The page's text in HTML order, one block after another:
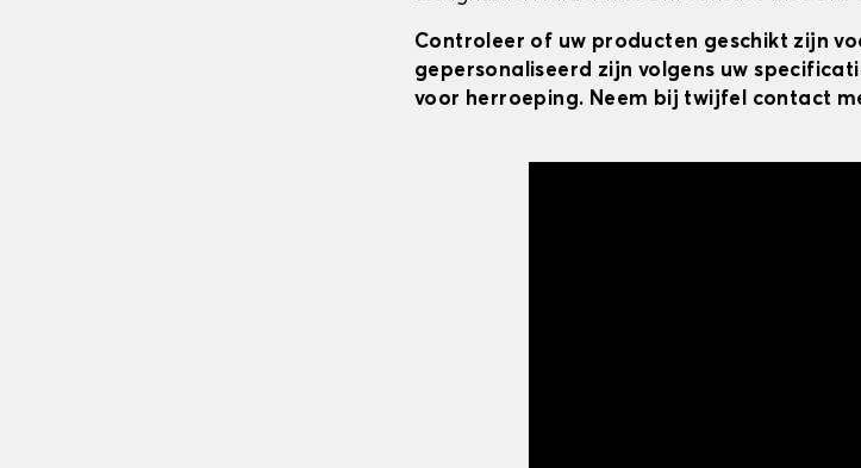
Controleer of uw producten geschikt zijn
gepersonaliseerd zijn volgens uw
voor herroeping. Neem bij twijfel contact